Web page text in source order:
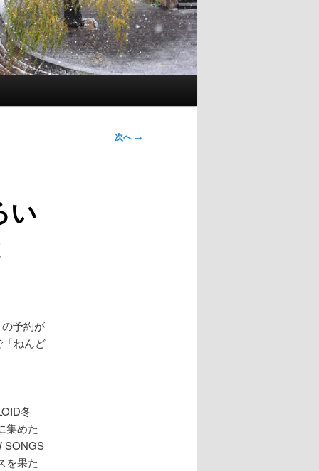
次へ→
い
予約が
ねんど
冬
集めた
SONGS
を果た